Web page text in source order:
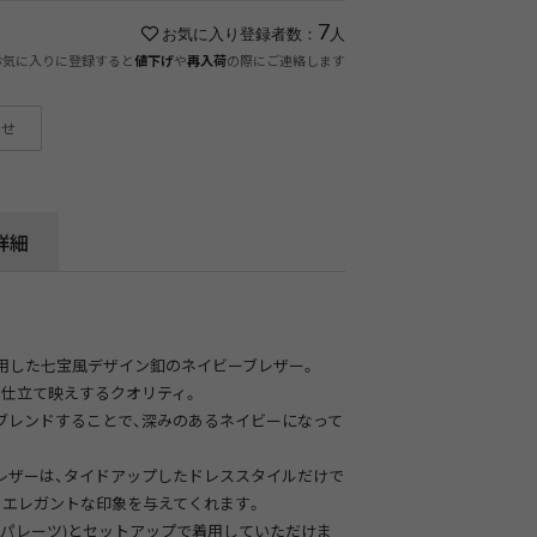
お気に入り登録者数： 7 人
に入りに登録すると 値下げや再入荷の際にご連絡します
細
た七宝風デザイン釦のネイビーブレザー。
立て映えするクオリティ。
ンドすることで、深みのあるネイビーになって
ーは、タイドアップしたドレススタイルだけで
レガントな印象を与えてくれます。
レーツ)とセットアップで着用していただけま